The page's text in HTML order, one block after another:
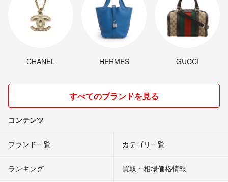
CHANEL HERMES GUCCI
すべてのブランドを見る
コンテンツ
ブランド一覧 カテゴリ一覧
ランキング 買取・相場価格情報